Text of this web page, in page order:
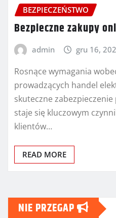
BEZPIECZEŃSTWO
Bezpieczne zakupy
admin gru 16,
Rosnące wymagania
prowadzących handel
skuteczne
staje się kluczowym
klientów…
READ MORE
NIE PRZEGAP